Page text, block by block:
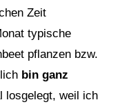
Zeit
typische
pflanzen bzw.
bin ganz
losgelegt, weil ich